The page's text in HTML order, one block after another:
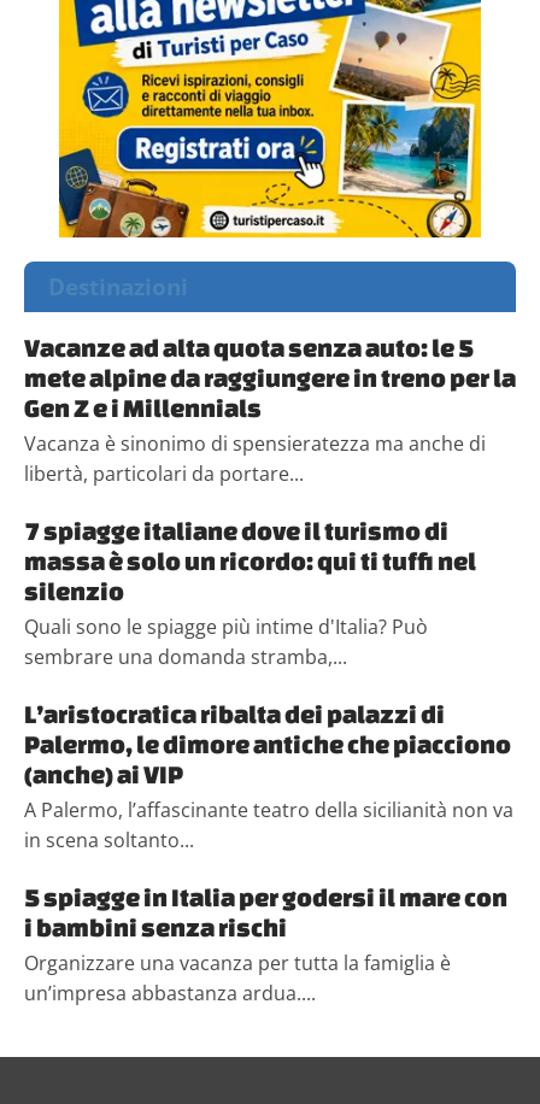
Destinazioni
Vacanze ad alta quota senza auto: le 5
mete alpine da raggiungere in treno per la
Gen Z e i Millennials
Vacanza è sinonimo di spensieratezza ma anche di
libertà, particolari da portare...
7 spiagge italiane dove il turismo di
massa è solo un ricordo: qui ti tuffi nel
silenzio
Quali sono le spiagge più intime d'Italia? Può
sembrare una domanda stramba,...
L’aristocratica ribalta dei palazzi di
Palermo, le dimore antiche che piacciono
(anche) ai VIP
A Palermo, l’affascinante teatro della sicilianità non va
in scena soltanto...
5 spiagge in Italia per godersi il mare con
i bambini senza rischi
Organizzare una vacanza per tutta la famiglia è
un’impresa abbastanza ardua....